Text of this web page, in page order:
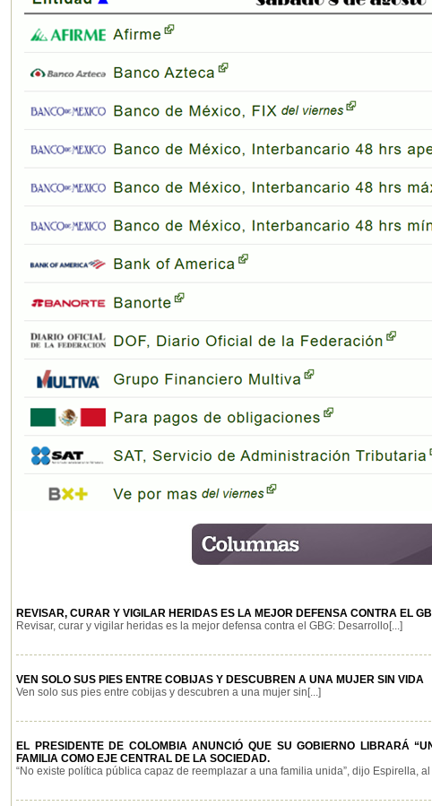
REVISAR, CURAR Y VIGILAR HERIDAS ES LA MEJOR DEFENSA CONTRA EL
Revisar, curar y vigilar heridas es la mejor defensa contra el GBG: Desarrollo[...]
VEN SOLO SUS PIES ENTRE COBIJAS Y DESCUBREN A UNA MUJER SIN VIDA
Ven solo sus pies entre cobijas y descubren a una mujer sin[...]
EL PRESIDENTE DE COLOMBIA ANUNCIÓ QUE SU GOBIERNO LIBRARÁ
FAMILIA COMO EJE CENTRAL DE LA SOCIEDAD.
“No existe política pública capaz de reemplazar a una familia unida”, dijo Espirella,